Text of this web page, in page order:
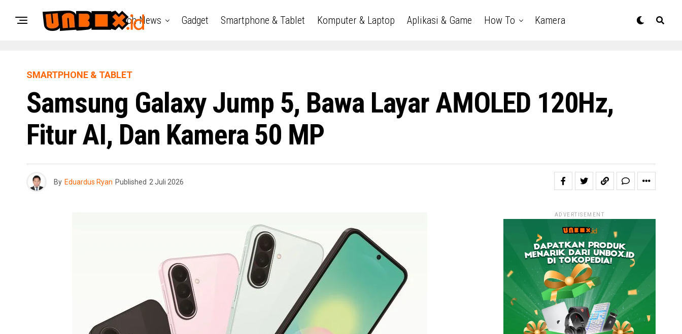
Tech News Gadget Smartphone & Tablet Komputer & Laptop Aplikasi & Game How To Kamera
SMARTPHONE & TABLET
Samsung Galaxy Jump 5, Bawa Layar AMOLED 120Hz,
Fitur AI, Dan Kamera 50 MP
By Eduardus Ryan Published 2 Juli 2026
ADVERTISEMENT